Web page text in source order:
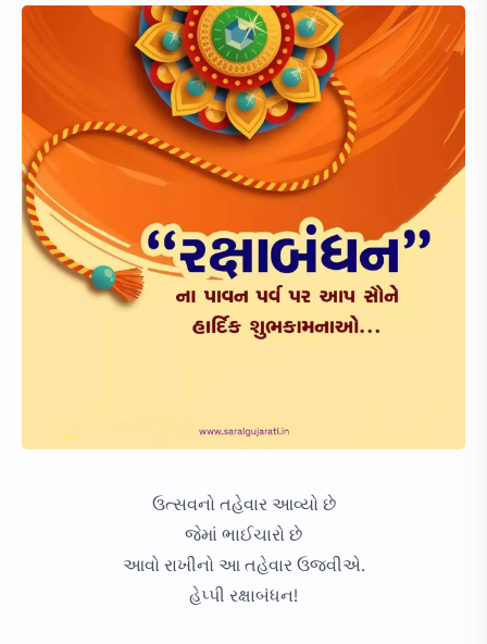
ઉત્સવનો તહેવાર આવ્યો છે
જેમાં ભાઈચારો છે
આવો રાખીનો આ તહેવાર ઉજવીએ.
હેપ્પી રક્ષાબંધન!